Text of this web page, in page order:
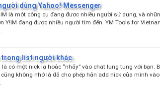
dùng Yahoo! Messenger
là một công cụ đang được nhiều người sử dụng, và
Y!IM đang được nhiều người tìm đến. YM Tools for
trong list người khác.
là có một nick lạ hoắc “nhảy” vào chat lung tung với bạn.
không nhớ là đã cho phép hắn add nick của mình